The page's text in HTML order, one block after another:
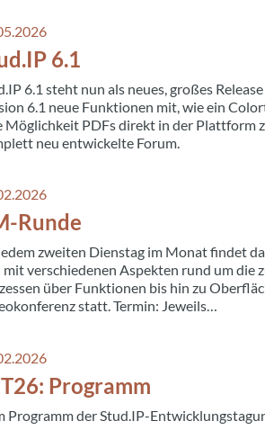
6.1
6.1 steht nun als neues, großes
6.1 neue Funktionen mit, wie ein
Möglichkeit PDFs direkt in der Plattform
neu entwickelte Forum.
Runde
zweiten Dienstag im Monat findet
mit verschiedenen Aspekten rund um die
über Funktionen bis hin zu
statt. Termin: Jeweils…
Programm
Programm der Stud.IP-